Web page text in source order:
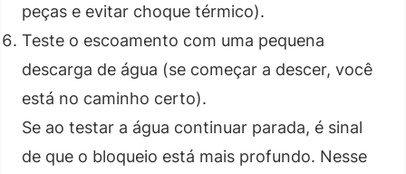
peças e evitar choque térmico).
Teste o escoamento com uma pequena
descarga de água (se começar a descer, você
está no caminho certo).
Se ao testar a água continuar parada, é sinal
de que o bloqueio está mais profundo. Nesse